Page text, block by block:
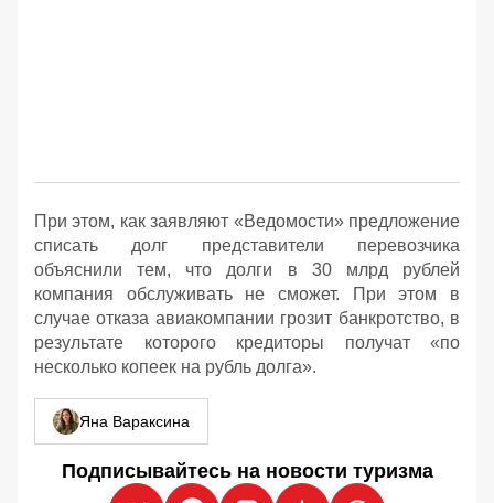
При этом, как заявляют «Ведомости» предложение
списать долг представители перевозчика
объяснили тем, что долги в 30 млрд рублей
компания обслуживать не сможет. При этом в
случае отказа авиакомпании грозит банкротство, в
результате которого кредиторы получат «по
несколько копеек на рубль долга».
Яна Вараксина
Подписывайтесь на новости туризма